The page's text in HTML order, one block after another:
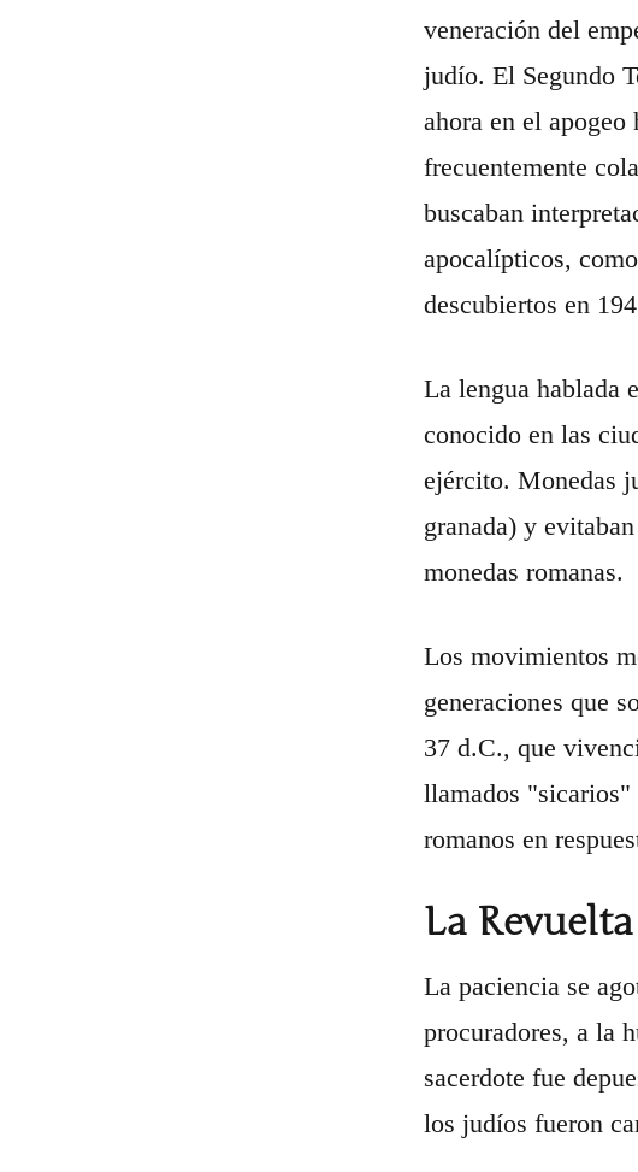
veneración del
judío. El Segundo
ahora en el
frecuentemente
buscaban
apocalípticos,
descubiertos en
La lengua hablada
conocido en las
ejército. Monedas
granada) y
monedas romanas.
Los movimientos
generaciones que
37 d.C., que
llamados "sicarios"
romanos en
La
La paciencia se
procuradores, a la
sacerdote fue
los judíos fueron